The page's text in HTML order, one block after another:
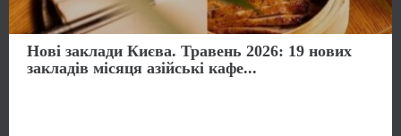
Нові заклади Києва. Травень 2026: 19 нових
закладів місяця азійські кафе...